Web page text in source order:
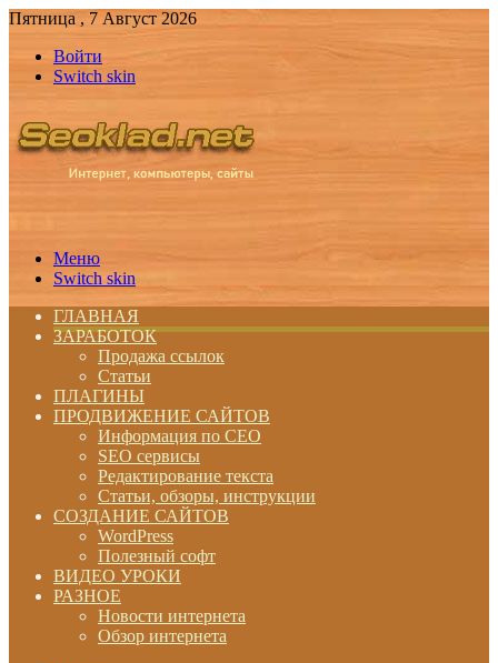
Пятница , 7 Август 2026
Войти
Switch skin
Меню
Switch skin
ГЛАВНАЯ
ЗАРАБОТОК
Продажа ссылок
Статьи
ПЛАГИНЫ
ПРОДВИЖЕНИЕ САЙТОВ
Информация по СЕО
SEO сервисы
Редактирование текста
Статьи, обзоры, инструкции
СОЗДАНИЕ САЙТОВ
WordPress
Полезный софт
ВИДЕО УРОКИ
РАЗНОЕ
Новости интернета
Обзор интернета